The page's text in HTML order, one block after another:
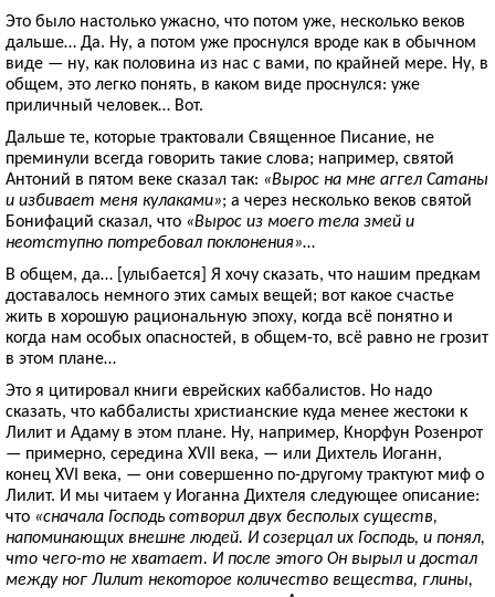
Это было настолько ужасно, что потом уже, несколько веков
дальше… Да. Ну, а потом уже проснулся вроде как в обычном
виде — ну, как половина из нас с вами, по крайней мере. Ну, в
общем, это легко понять, в каком виде проснулся: уже
приличный человек… Вот.
Дальше те, которые трактовали Священное Писание, не
преминули всегда говорить такие слова; например, святой
Антоний в пятом веке сказал так: «Вырос на мне аггел Сатаны
и избивает меня кулаками»; а через несколько веков святой
Бонифаций сказал, что «Вырос из моего тела змей и
неотступно потребовал поклонения»…
В общем, да… [улыбается] Я хочу сказать, что нашим предкам
доставалось немного этих самых вещей; вот какое счастье
жить в хорошую рациональную эпоху, когда всё понятно и
когда нам особых опасностей, в общем-то, всё равно не грозит
в этом плане…
Это я цитировал книги еврейских каббалистов. Но надо
сказать, что каббалисты христианские куда менее жестоки к
Лилит и Адаму в этом плане. Ну, например, Кнорфун Розенрот
— примерно, середина XVII века, — или Дихтель Иоганн,
конец XVI века, — они совершенно по-другому трактуют миф о
Лилит. И мы читаем у Иоганна Дихтеля следующее описание:
что «сначала Господь сотворил двух бесполых существ,
напоминающих внешне людей. И созерцал их Господь, и понял,
что чего-то не хватает. И после этого Он вырыл и достал
между ног Лилит некоторое количество вещества, глины,